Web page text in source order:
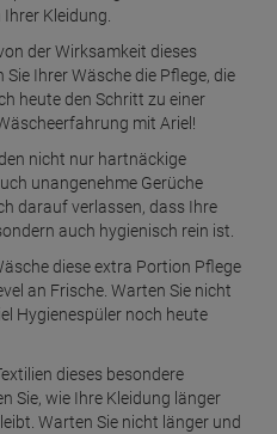
Kleidung.
der Wirksamkeit dieses
Ihrer Wäsche die Pflege, die
heute den Schritt zu einer
mit Ariel!
nicht nur hartnäckige
unangenehme Gerüche
darauf verlassen, dass Ihre
auch hygienisch rein ist.
diese extra Portion Pflege
an Frische. Warten Sie nicht
Hygienespüler noch heute
dieses besondere
Sie, wie Ihre Kleidung länger
Warten Sie nicht länger und